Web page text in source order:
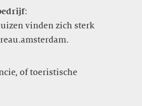
:
vinden zich sterk
of toeristische